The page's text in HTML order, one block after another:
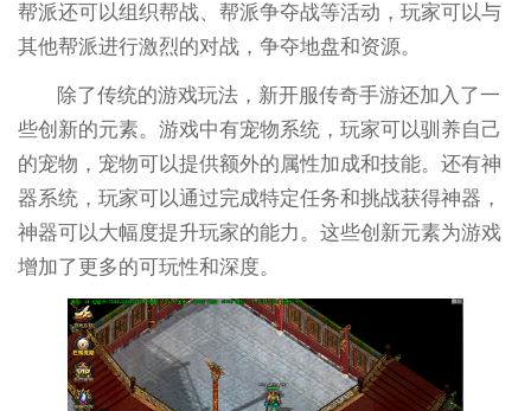
帮派还可以组织帮战、帮派争夺战等活动，玩家可以与
其他帮派进行激烈的对战，争夺地盘和资源。
除了传统的游戏玩法，新开服传奇手游还加入了一
些创新的元素。游戏中有宠物系统，玩家可以驯养自己
的宠物，宠物可以提供额外的属性加成和技能。还有神
器系统，玩家可以通过完成特定任务和挑战获得神器，
神器可以大幅度提升玩家的能力。这些创新元素为游戏
增加了更多的可玩性和深度。